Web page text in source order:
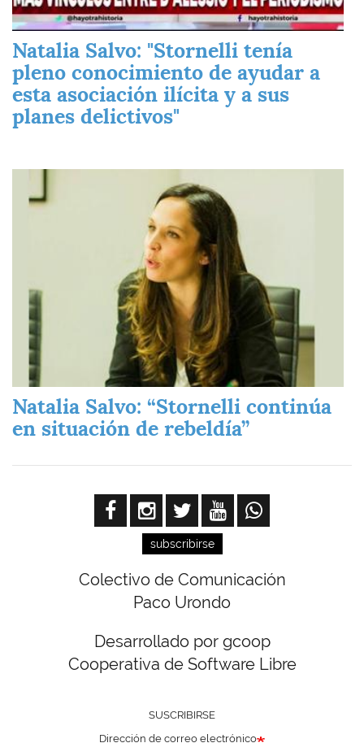
Natalia Salvo: "Stornelli tenía
pleno conocimiento de ayudar a
esta asociación ilícita y a sus
planes delictivos"
Natalia Salvo: “Stornelli continúa
en situación de rebeldía”
subscribirse
Colectivo de Comunicación
Paco Urondo
Desarrollado por gcoop
Cooperativa de Software Libre
SUSCRIBIRSE
Dirección de correo electrónico